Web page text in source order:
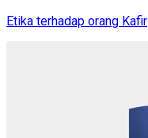
Etika terhadap orang Kafir